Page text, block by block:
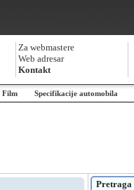
Za webmastere
Web adresar
Kontakt
Film Specifikacije automobila
Pretraga